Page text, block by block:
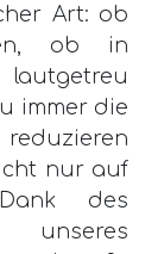
Art: ob
ob in
immer die
nur auf
des
unseres